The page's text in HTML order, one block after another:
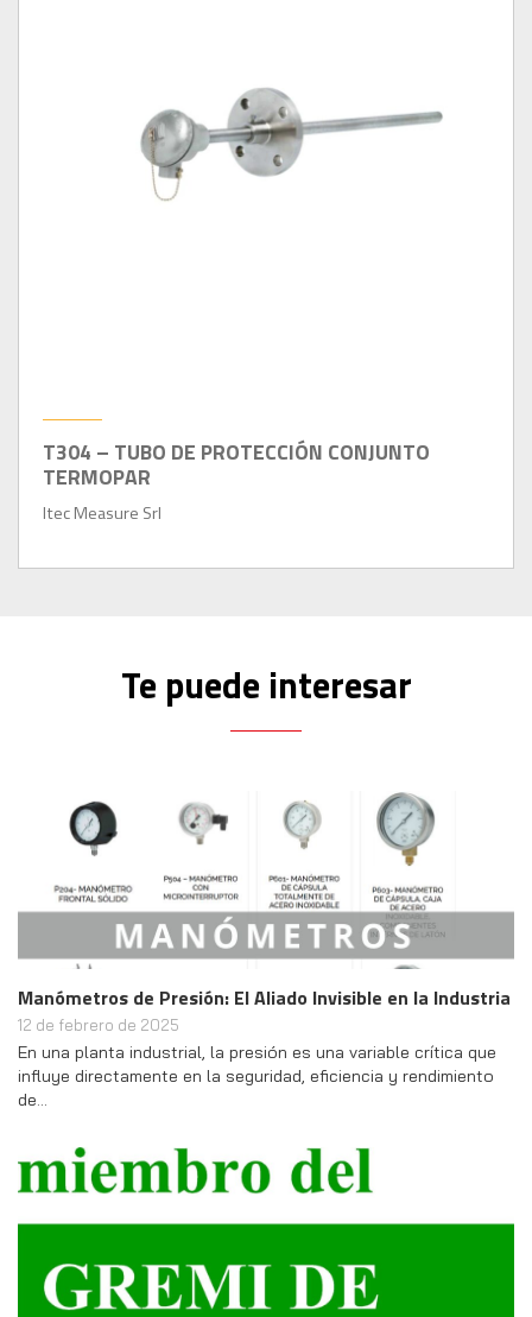
T304 – TUBO DE PROTECCIÓN CONJUNTO
TERMOPAR
Itec Measure Srl
Te puede interesar
Manómetros de Presión: El Aliado Invisible en la Industria
12 de febrero de 2025
En una planta industrial, la presión es una variable crítica que
influye directamente en la seguridad, eficiencia y rendimiento
de…